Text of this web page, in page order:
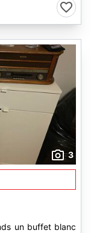
3
un buffet blanc